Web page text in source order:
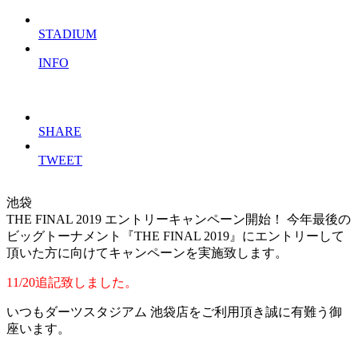
STADIUM
INFO
SHARE
TWEET
池袋
THE FINAL 2019 エントリーキャンペーン開始！
今年最後の
ビッグトーナメント『THE FINAL 2019』にエントリーして
頂いた方に向けてキャンペーンを実施致します。
11/20追記致しました。
いつもダーツスタジアム 池袋店をご利用頂き誠に有難う御
座います。